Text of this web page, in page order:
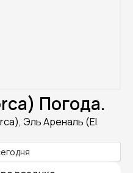
Погода.
Эль Ареналь (El